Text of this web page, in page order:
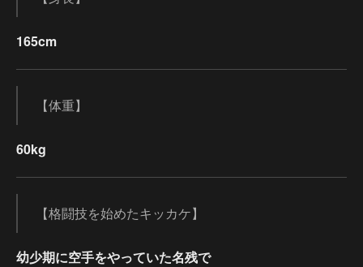
165cm
【体重】
60kg
【格闘技を始めたキッカケ】
幼少期に空手をやっていた名残で